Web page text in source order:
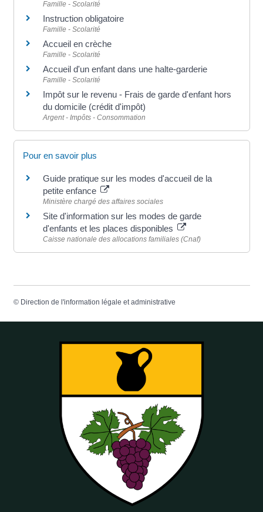
Famille - Scolarité
Instruction obligatoire
Famille - Scolarité
Accueil en crèche
Famille - Scolarité
Accueil d'un enfant dans une halte-garderie
Famille - Scolarité
Impôt sur le revenu - Frais de garde d'enfant hors
du domicile (crédit d'impôt)
Argent - Impôts - Consommation
Pour en savoir plus
Guide pratique sur les modes d'accueil de la
petite enfance
Ministère chargé des affaires sociales
Site d'information sur les modes de garde
d'enfants et les places disponibles
Caisse nationale des allocations familiales (Cnaf)
© Direction de l'information légale et administrative